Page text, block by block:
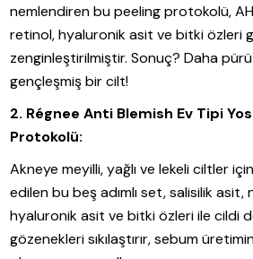
nemlendiren bu peeling protokolü,
retinol, hyaluronik asit ve bitki özleri
zenginleştirilmiştir. Sonuç? Daha
gençleşmiş bir cilt!
2. Régnee Anti Blemish Ev Tipi
Protokolü:
Akneye meyilli, yağlı ve lekeli ciltler
edilen bu beş adımlı set, salisilik asit,
hyaluronik asit ve bitki özleri ile cildi
gözenekleri sıkılaştırır, sebum